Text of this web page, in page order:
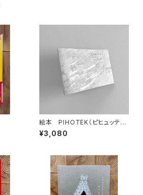
絵本 PIHOTEK（ピヒュッティ）
北極を風と歩く
¥3,080